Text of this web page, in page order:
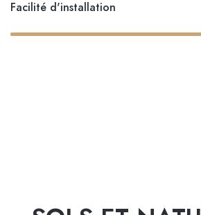
Facilité d'installation